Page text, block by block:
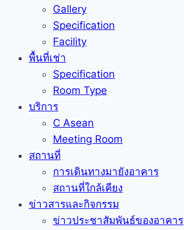
Gallery
Specification
Facility
พื้นที่เช่า
Specification
Room Type
บริการ
C Asean
Meeting Room
สถานที่
การเดินทางมายังอาคาร
สถานที่ใกล้เคียง
ข่าวสารและกิจกรรม
ข่าวประชาสัมพันธ์ของอาคาร